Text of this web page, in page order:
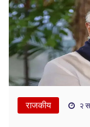
राजकीय २